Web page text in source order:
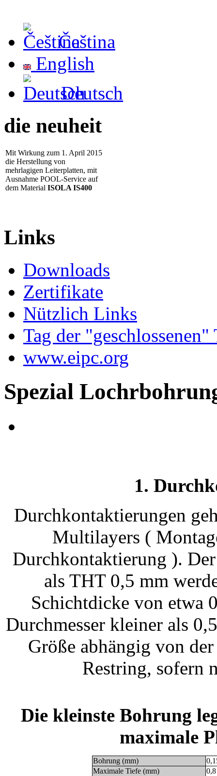
Čeština
English
Deutsch
die neuheit
- 25.1.2012 Wir installierten
mehrlagigen Leiterplatten, mit
Ausnahme POOL-Service auf
dem MaterialISOLA IS400
umgesetzt
Links
Downloads
Zertifikate
Nützlich Links
Tag der
www.eipc.org
Spezial
1.
Durchkontaktierungen
Multilayers (
Durchkontaktierung ).
als THT 0,5 mm
Schichtdicke von etwa
Durchmesser kleiner als
Größe abhängig von
Restring, sofern
Die kleinste Bohrung
maximale
Bohrung (mm)
Maximale Tiefe (mm)
0,8